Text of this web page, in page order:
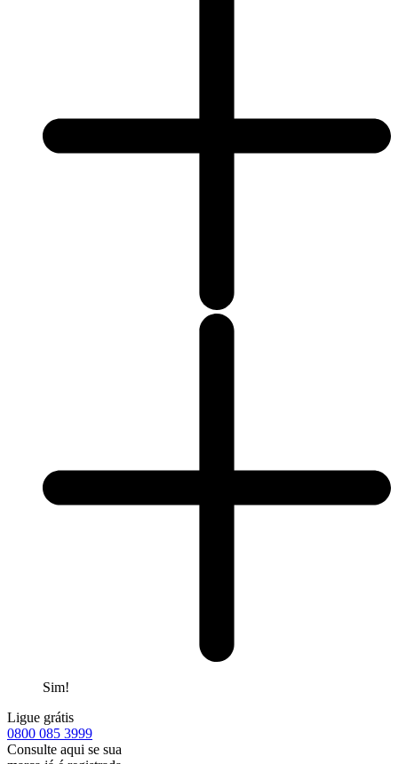
Sim!
Ligue grátis
0800 085 3999
Consulte aqui se sua